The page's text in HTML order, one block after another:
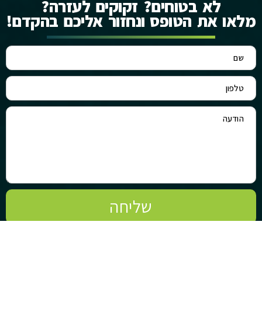
לא בטוחים? זקוקים לעזרה?
מלאו את הטופס ונחזור אליכם בהקדם!
שליחה